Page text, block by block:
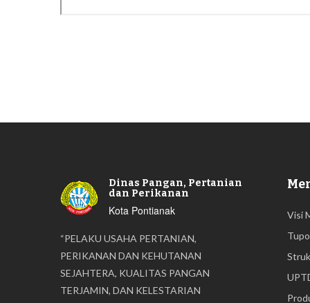
Dinas Pangan, Pertanian
dan Perikanan
Kota Pontianak
“PELAKU USAHA PERTANIAN,
PERIKANAN DAN KEHUTANAN
SEJAHTERA, KUALITAS PANGAN
TERJAMIN, DAN KELESTARIAN
Visi